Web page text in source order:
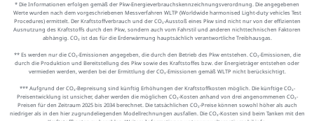
* Die Informationen erfolgen gemäß der Pkw-Energieverbrauchskennzeichnungsverordnung. Die angegebenen
Werte wurden nach dem vorgeschriebenen Messverfahren WLTP (Worldwide harmonised Light-duty vehicles Test
Procedures) ermittelt. Der Kraftstoffverbrauch und der CO₂-Ausstoß eines Pkw sind nicht nur von der effizienten
Ausnutzung des Kraftstoffs durch den Pkw, sondern auch vom Fahrstil und anderen nichttechnischen Faktoren
abhängig. CO₂ ist das für die Erderwärmung hauptsächlich verantwortliche Treibhausgas.
** Es werden nur die CO₂-Emissionen angegeben, die durch den Betrieb des Pkw entstehen. CO₂-Emissionen, die
durch die Produktion und Bereitstellung des Pkw sowie des Kraftstoffes bzw. der Energieträger entstehen oder
vermieden werden, werden bei der Ermittlung der CO₂-Emissionen gemäß WLTP nicht berücksichtigt.
*** Aufgrund der CO₂-Bepreisung sind künftig Erhöhungen der Kraftstoffkosten möglich. Die künftige CO₂-
Preisentwicklung ist unsicher, daher werden die möglichen CO₂-Kosten anhand von drei angenommenen CO₂-
Preisen für den Zeitraum 2025 bis 2034 berechnet. Die tatsächlichen CO₂-Preise können sowohl höher als auch
niedriger als in den hier zugrundeliegenden Modellrechnungen ausfallen. Die CO₂-Kosten sind beim Tanken mit den